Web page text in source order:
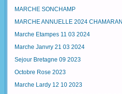
MARCHE SONCHAMP
MARCHE ANNUELLE 2024
Marche Etampes 11 03 2024
Marche Janvry 21 03 2024
Sejour Bretagne 09 2023
Octobre Rose 2023
Marche Lardy 12 10 2023